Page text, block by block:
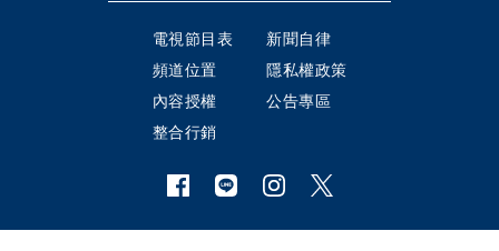
電視節目表
新聞自律
頻道位置
隱私權政策
內容授權
公告專區
整合行銷